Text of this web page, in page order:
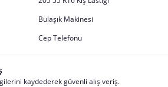
Bulaşık Makinesi
Cep Telefonu
kaydederek güvenli alış veriş.